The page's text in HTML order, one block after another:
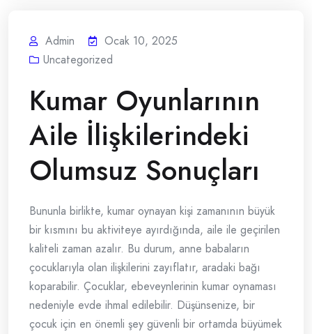
Admin
Ocak 10, 2025
Uncategorized
Kumar Oyunlarının
Aile İlişkilerindeki
Olumsuz Sonuçları
Bununla birlikte, kumar oynayan kişi zamanının büyük
bir kısmını bu aktiviteye ayırdığında, aile ile geçirilen
kaliteli zaman azalır. Bu durum, anne babaların
çocuklarıyla olan ilişkilerini zayıflatır, aradaki bağı
koparabilir. Çocuklar, ebeveynlerinin kumar oynaması
nedeniyle evde ihmal edilebilir. Düşünsenize, bir
çocuk için en önemli şey güvenli bir ortamda büyümek